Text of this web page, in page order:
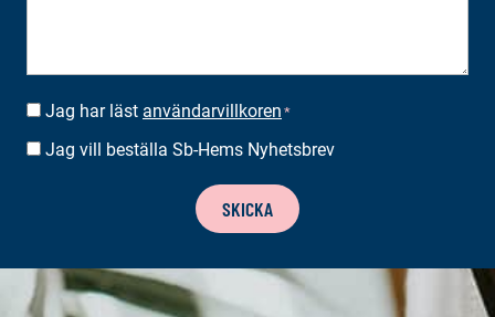
SUOSTUMUS *
Jag har läst användarvillkoren *
BESTÄLLA
Jag vill beställa Sb-Hems Nyhetsbrev
SKICKA